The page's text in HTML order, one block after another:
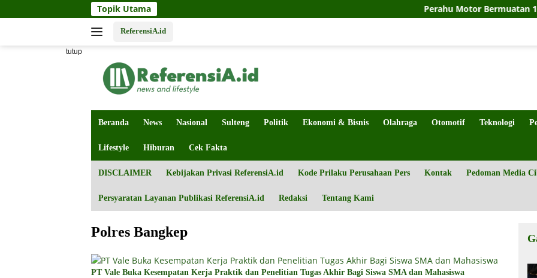
ke
Topik Utama Perahu Motor Bermuatan 11
ReferensiA.id
tutup
Beranda News Nasional Sulteng Politik Ekonomi & Bisnis Olahraga Otomotif Teknologi
Lifestyle Hiburan Cek Fakta
DISCLAIMER Kebijakan Privasi ReferensiA.id Kode Prilaku Perusahaan Pers Kontak Pedoman Media
Persyaratan Layanan Publikasi ReferensiA.id Redaksi Tentang Kami
Polres Bangkep
PT Vale Buka Kesempatan Kerja Praktik dan Penelitian Tugas Akhir Bagi Siswa SMA dan Mahasiswa